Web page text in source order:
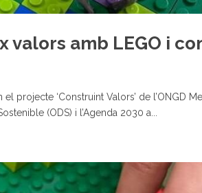
valors amb LEGO i
projecte ‘Construint Valors’ de l’ONGD
(ODS) i l’Agenda 2030 a...